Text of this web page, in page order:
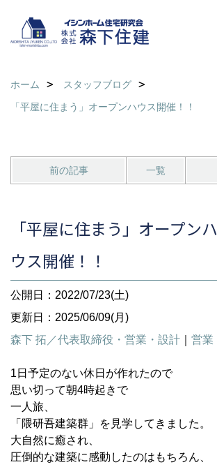
ホーム
スタッフブログ
「平屋に住まう」オープンハウス開催！！
前の記事 一覧
「平屋に住まう」オープンハ
ウス開催！！
公開日：2022/07/23(土)
更新日：2025/06/09(月)
森下 拓／代表取締役・営業・設計
営業
1日予定のない休日が作れたので
思い切って朝4時起きで
一人旅、
「隈研吾建築群」を見学してきました。
大自然に癒され、
圧倒的な建築に感動したのはもちろん、